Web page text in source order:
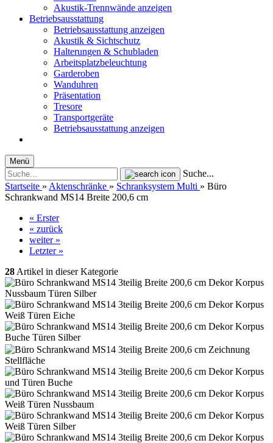
Akustik-Trennwände anzeigen
Betriebsausstattung
Betriebsausstattung anzeigen
Akustik & Sichtschutz
Halterungen & Schubladen
Arbeitsplatzbeleuchtung
Garderoben
Wanduhren
Präsentation
Tresore
Transportgeräte
Betriebsausstattung anzeigen
Menü
Suche...
Startseite » Aktenschränke » Schranksystem Multi » Büro
Schrankwand MS14 Breite 200,6 cm
« Erster
« zurück
weiter »
Letzter »
28 Artikel in dieser Kategorie